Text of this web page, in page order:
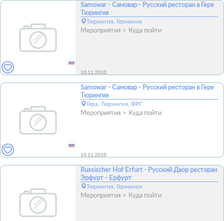
Samowar - Самовар - Русский ресторан в Гере
Тюрингия
Тюрингия, Германия
Мероприятия Куда пойти
10.11.2010
Samowar - Самовар - Русский ресторан в Гере
Тюрингия
Гера, Тюрингия, ФРГ
Мероприятия Куда пойти
10.11.2010
Russischer Hof Erfurt - Русский Двор ресторан
Эрфурт - Ерфурт
Тюрингия, Германия
Мероприятия Куда пойти